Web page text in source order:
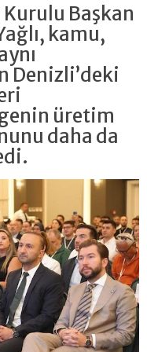
Başkan
kamu,
Denizli’deki
üretim
daha da